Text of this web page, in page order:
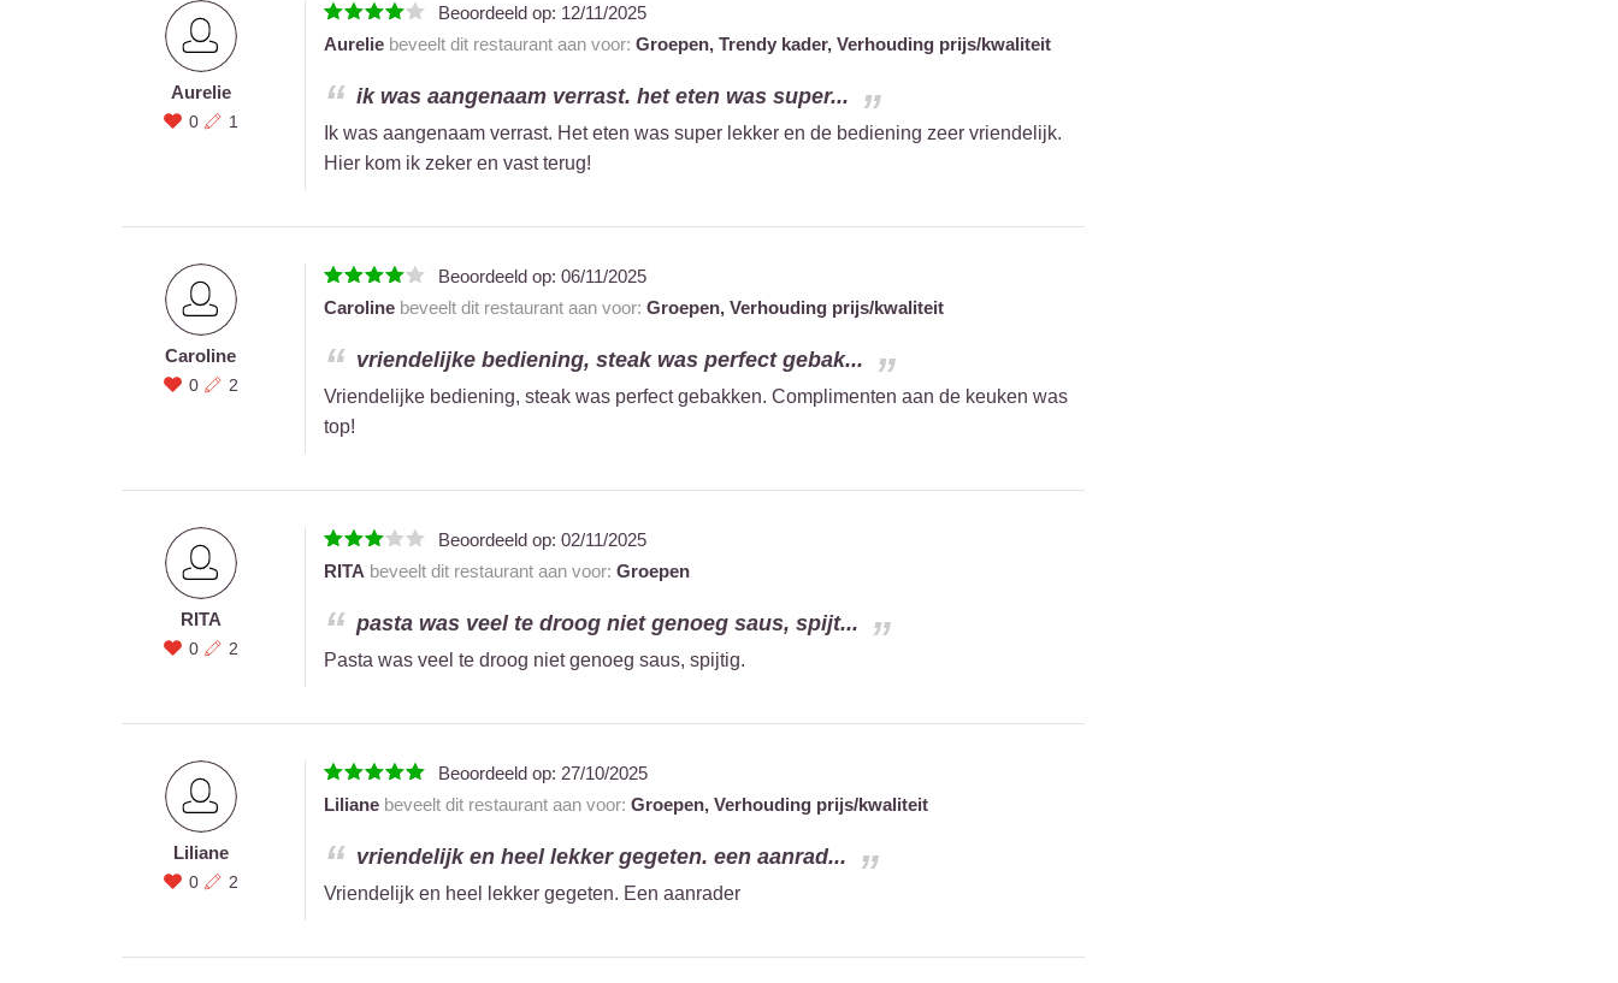
Aurelie
0 1
Beoordeeld op: 12/11/2025
Aureliebeveelt dit restaurant aan voor: Groepen, Trendy kader, Verhouding prijs/kwaliteit
ik was aangenaam verrast. het eten was super...
Ik was aangenaam verrast. Het eten was super lekker en de bediening zeer vriendelijk.
Hier kom ik zeker en vast terug!
Caroline
0 2
Beoordeeld op: 06/11/2025
Carolinebeveelt dit restaurant aan voor: Groepen, Verhouding prijs/kwaliteit
vriendelijke bediening, steak was perfect gebak...
Vriendelijke bediening, steak was perfect gebakken. Complimenten aan de keuken was
top!
RITA
0 2
Beoordeeld op: 02/11/2025
RITA beveelt dit restaurant aan voor: Groepen
pasta was veel te droog niet genoeg saus, spijt...
Pasta was veel te droog niet genoeg saus, spijtig.
Liliane
0 2
Beoordeeld op: 27/10/2025
Lilianebeveelt dit restaurant aan voor: Groepen, Verhouding prijs/kwaliteit
vriendelijk en heel lekker gegeten. een aanrad...
Vriendelijk en heel lekker gegeten. Een aanrader